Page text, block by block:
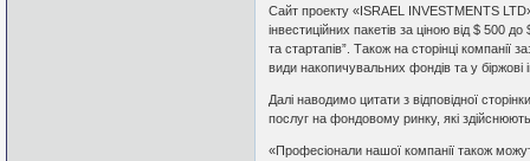
Сайт проекту «ISRAEL INVESTMENTS
інвестиційних пакетів за ціною від $ 500
та стартапів”. Також на сторінці компанії
види накопичувальних фондів та у біржові
Далі наводимо цитати з відповідної
послуг на фондовому ринку, які
«Професіонали нашої компанії також